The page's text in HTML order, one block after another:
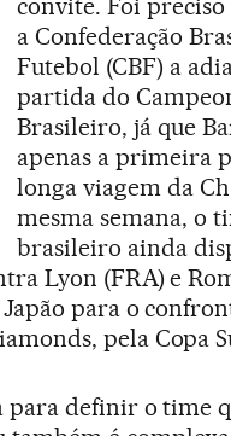
convite. Foi preciso
a Confederação
Futebol (CBF) a
partida do
Brasileiro, já que
apenas a primeira
longa viagem da
mesma semana, o
brasileiro ainda
Lyon (FRA) e
para o
pela Copa
para definir o time